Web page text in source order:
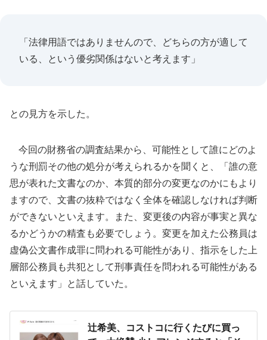
「法律用語ではありませんので、どちらの方が適して
いる、という優劣関係はないと考えます」
との見方を示した。
今回の財務省の調査結果から、可能性として誰にどのよ
うな刑罰その他の処分が考えられるかを聞くと、「誰の意
思が表れた文書なのか、本質的部分の変更なのかにもより
ますので、文書の抜粋ではなく全体を確認しなければ判断
ができないといえます。また、変更後の内容が事実と異な
るかどうかの精査も必要でしょう。変更を加えた公務員は
虚偽公文書作成罪に問われる可能性があり、指示をした上
層部公務員も共犯として刑事責任を問われる可能性がある
といえます」と話していた。
辻希美、コストコに行くたびに買っ